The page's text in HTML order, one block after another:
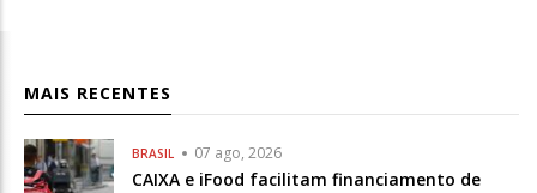
MAIS RECENTES
BRASIL 07 ago, 2026
CAIXA e iFood facilitam financiamento de